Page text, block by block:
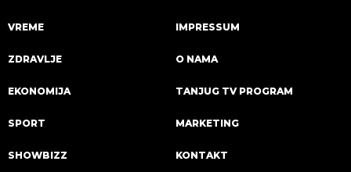
VREME
ZDRAVLJE
EKONOMIJA
SPORT
SHOWBIZZ
IMPRESSUM
O NAMA
TANJUG TV PROGRAM
MARKETING
KONTAKT